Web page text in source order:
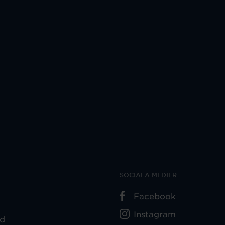
SOCIALA MEDIER
Facebook
Instagram